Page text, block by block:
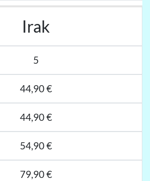
Irak
5
44,90 €
44,90 €
54,90 €
79,90 €